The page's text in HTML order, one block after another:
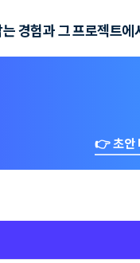
경험과 그 프로젝트
👉 초안